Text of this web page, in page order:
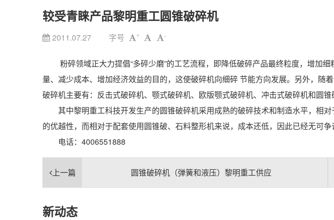
较受青睐产品黎明重工圆锥破碎机
2011.07.27 字号 + -
粉碎领域正大力提倡“多碎少磨”的工艺流程，即降低破碎产品最终粒度，增加
量、减少成本、增加经济效益的目的，这使破碎机向细碎 节能方向发展。另外，
破碎机主要有：反击式破碎机、颚式破碎机、欧版颚式破碎机、冲击式破碎机和圆锥
其中黎明重工科技开发生产的圆锥破碎机采用成熟的破碎技术和制造水平，相
的优越性，而相对于配套使用圆锥破、石料整形机来说，成本还低，因此已经无可争
电话：4006551888
上一篇 圆锥破碎机（弹簧和液压）黎明重工供应
新动态